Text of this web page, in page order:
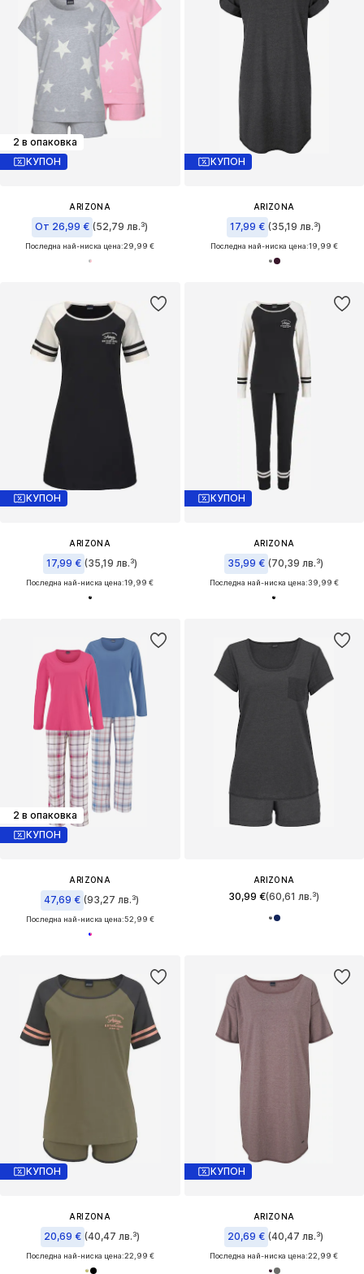
2 в опаковка
КУПОН
ARIZONA
От 26,99 € (52,79 лв.³)
Последна най-ниска цена:29,99 €
КУПОН
ARIZONA
17,99 € (35,19 лв.³)
Последна най-ниска цена:19,99 €
КУПОН
ARIZONA
17,99 € (35,19 лв.³)
Последна най-ниска цена:19,99 €
КУПОН
ARIZONA
35,99 € (70,39 лв.³)
Последна най-ниска цена:39,99 €
2 в опаковка
КУПОН
ARIZONA
47,69 € (93,27 лв.³)
Последна най-ниска цена:52,99 €
ARIZONA
30,99 €(60,61 лв.³)
КУПОН
ARIZONA
20,69 € (40,47 лв.³)
Последна най-ниска цена:22,99 €
КУПОН
ARIZONA
20,69 € (40,47 лв.³)
Последна най-ниска цена:22,99 €